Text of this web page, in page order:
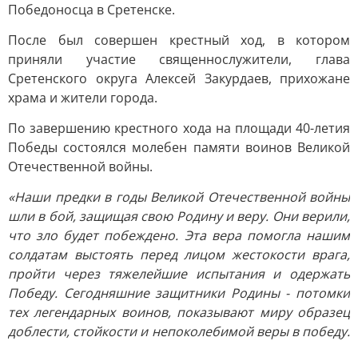
Победоносца в Сретенске.
После был совершен крестный ход, в котором
приняли участие священнослужители, глава
Сретенского округа Алексей Закурдаев, прихожане
храма и жители города.
По завершению крестного хода на площади 40-летия
Победы состоялся молебен памяти воинов Великой
Отечественной войны.
«Наши предки в годы Великой Отечественной войны
шли в бой, защищая свою Родину и веру. Они верили,
что зло будет побеждено. Эта вера помогла нашим
солдатам выстоять перед лицом жестокости врага,
пройти через тяжелейшие испытания и одержать
Победу. Сегодняшние защитники Родины - потомки
тех легендарных воинов, показывают миру образец
доблести, стойкости и непоколебимой веры в победу.